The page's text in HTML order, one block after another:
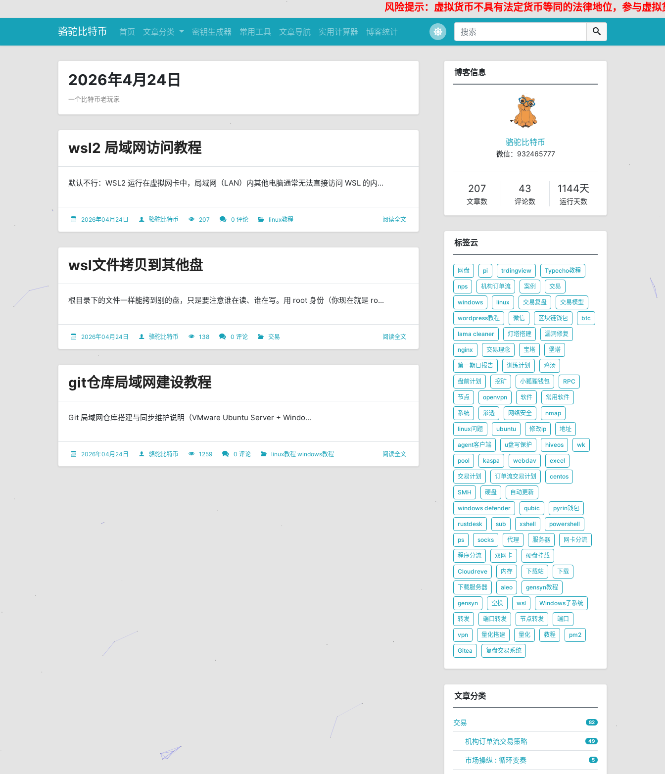
风险提示：虚拟货币不具有法定货币等同的法律地位，参与虚拟货币
骆驼比特币 首页 文章分类 密钥生成器 常用工具 文章导航 实用计算器 博客统计
2026年4月24日
一个比特币老玩家
wsl2 局域网访问教程
默认不行：WSL2 运行在虚拟网卡中，局域网（LAN）内其他电脑通常无法直接访问 WSL 的内...
2026年04月24日 骆驼比特币 207 0 评论 linux教程 阅读全文
wsl文件拷贝到其他盘
根目录下的文件一样能拷到别的盘，只是要注意谁在读、谁在写。用 root 身份（你现在就是 ro...
2026年04月24日 骆驼比特币 138 0 评论 交易 阅读全文
git仓库局域网建设教程
Git 局域网仓库搭建与同步维护说明（VMware Ubuntu Server + Windo...
2026年04月24日 骆驼比特币 1259 0 评论 linux教程 windows教程 阅读全文
博客信息
骆驼比特币
微信：932465777
207
文章数
43
评论数
1144天
运行天数
标签云
网盘 pi trdingview Typecho教程
nps 机构订单流 案例 交易
windows linux 交易复盘 交易模型
wordpress教程 微信 区块链钱包 btc
lama cleaner 灯塔搭建 漏洞修复
nginx 交易理念 宝塔 堡塔
第一期日报告 训练计划 鸡汤
盘前计划 挖矿 小狐狸钱包 RPC
节点 openvpn 软件 常用软件
系统 渗透 网络安全 nmap
linux问题 ubuntu 修改ip 地址
agent客户端 u盘写保护 hiveos wk
pool kaspa webdav excel
交易计划 订单流交易计划 centos
SMH 硬盘 自动更新
windows defender qubic pyrin钱包
rustdesk sub xshell powershell
ps socks 代理 服务器 网卡分流
程序分流 双网卡 硬盘挂载
Cloudreve 内存 下载站 下载
下载服务器 aleo gensyn教程
gensyn 空投 wsl Windows子系统
转发 端口转发 节点转发 端口
vpn 量化搭建 量化 教程 pm2
Gitea 复盘交易系统
文章分类
交易 82
机构订单流交易策略 49
市场操纵 : 循环变奏 5